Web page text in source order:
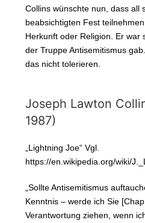
Collins wünschte nun, dass all
beabsichtigten Fest
Herkunft oder Religion. Er war
der Truppe Antisemitismus
das nicht tolerieren.
Joseph Lawton
1987)
„Lightning Joe“ Vgl.
https://en.wikipedia.org/wiki/
„Sollte Antisemitismus
Kenntnis – werde ich Sie
Verantwortung ziehen, wenn